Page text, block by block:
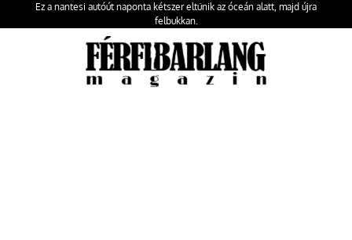
Ez a nantesi autóút naponta kétszer eltűnik az óceán alatt, majd újra
felbukkan.